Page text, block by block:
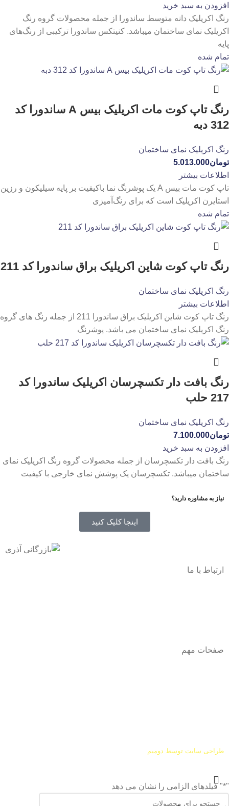
افزودن به سبد خرید
رنگ اکریلیک دانه متوسط ساندورا از جمله محصولات گروه رنگ
اکریلیک نمای ساختمان میباشد. کنیتکس ساندورا ترکیبی از رنگ‌های
پایه
تمام شده
رنگ تاپ کوت مات اکریلیک بیس A ساندورا کد
312 دبه
رنگ اکریلیک نمای ساختمان
تومان5.013.000
اطلاعات بیشتر
تاپ کوت مات بیس A یک پوشرنگ نما باکیفیت بر پایه سیلیکون و رزین
استایرن اکریلیک است که برای رنگ‌آمیزی
تمام شده
رنگ تاپ کوت شاین اکریلیک براق ساندورا کد 211
رنگ اکریلیک نمای ساختمان
اطلاعات بیشتر
رنگ تاپ کوت شاین اکریلیک براق ساندورا 211 از جمله رنگ های گروه
رنگ اکریلیک نمای ساختمان می باشد. پوشرنگ
رنگ بافت دار تکسچرسان اکریلیک ساندورا کد
217 حلب
رنگ اکریلیک نمای ساختمان
تومان7.100.000
افزودن به سبد خرید
رنگ بافت دار تکسچرسان از جمله محصولات گروه رنگ اکریلیک نمای
ساختمان میباشد. تکسچرسان یک پوشش نمای خارجی با کیفیت
نیاز به مشاوره دارید؟
اینجا کلیک کنید
ارتباط با ما
صفحات مهم
طراحی سایت توسط دومیم
"
*" فیلدهای الزامی را نشان می دهد